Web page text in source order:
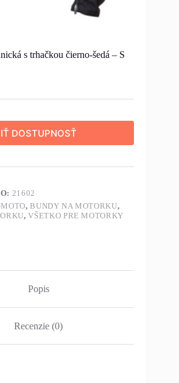
s trhačkou čierno-šedá – S
DOSTUPNOSŤ
21602
,BUNDY NA MOTORKU,
,VŠETKO PRE MOTORKY
Popis
Recenzie (0)